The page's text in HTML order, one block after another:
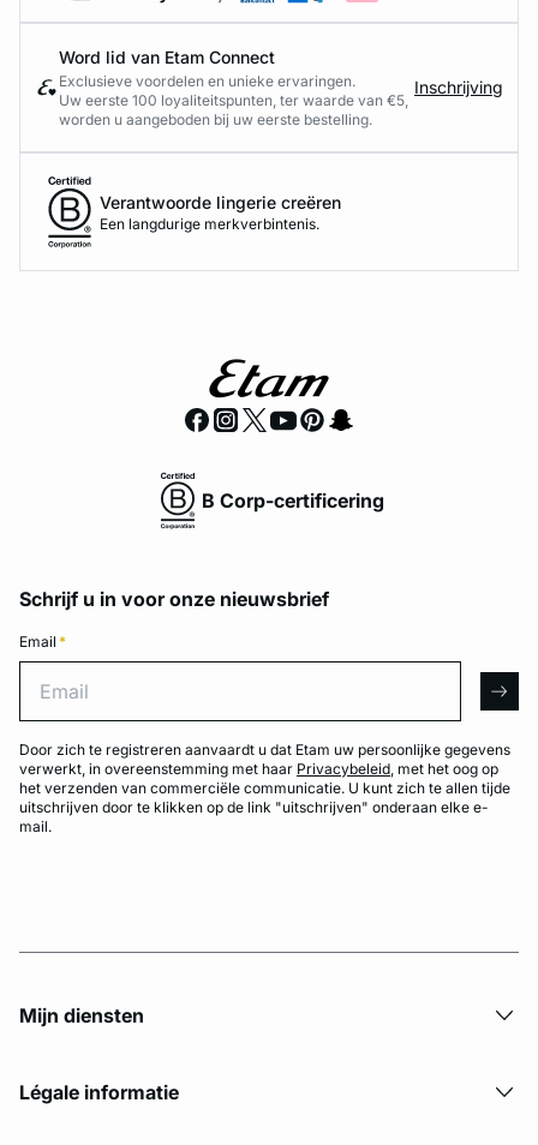
Word lid van Etam Connect
Exclusieve voordelen en unieke ervaringen.
Uw eerste 100 loyaliteitspunten, ter waarde van €5,
worden u aangeboden bij uw eerste bestelling.
Inschrijving
Verantwoorde lingerie creëren
Een langdurige merkverbintenis.
B Corp-certificering
Schrijf u in voor onze nieuwsbrief
Email *
Door zich te registreren aanvaardt u dat Etam uw persoonlijke gegevens
verwerkt, in overeenstemming met haar Privacybeleid, met het oog op
het verzenden van commerciële communicatie. U kunt zich te allen tijde
uitschrijven door te klikken op de link "uitschrijven" onderaan elke e-
mail.
Mijn diensten
Légale informatie